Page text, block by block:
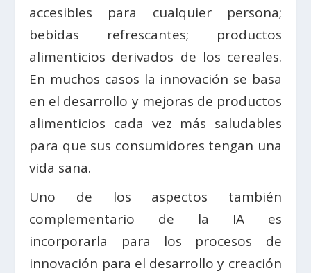
accesibles para cualquier persona;
bebidas refrescantes; productos
alimenticios derivados de los cereales.
En muchos casos la innovación se basa
en el desarrollo y mejoras de productos
alimenticios cada vez más saludables
para que sus consumidores tengan una
vida sana.
Uno de los aspectos también
complementario de la IA es
incorporarla para los procesos de
innovación para el desarrollo y creación